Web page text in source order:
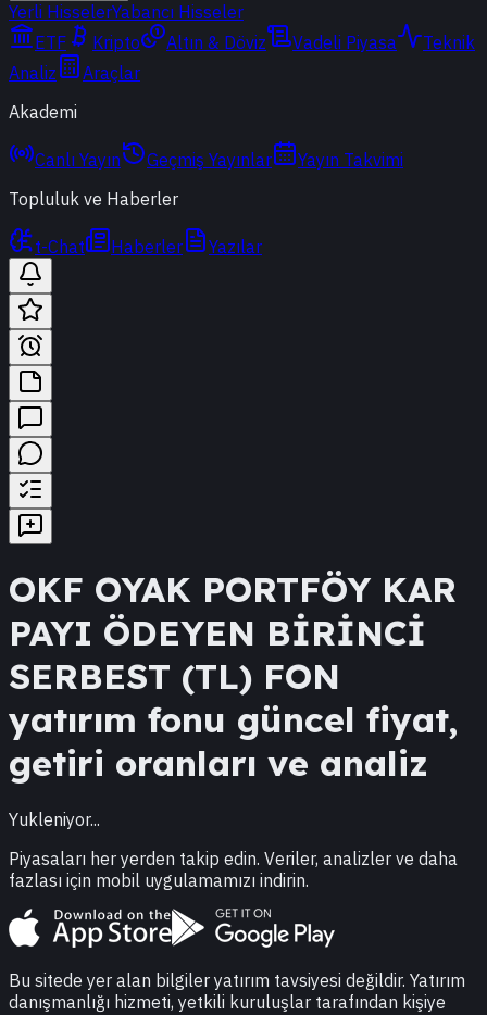
Yerli HisselerYabancı Hisseler
ETF
Kripto Altın & Döviz Vadeli Piyasa
Teknik
Analiz
Araçlar
Akademi
Canlı Yayın Geçmiş Yayınlar
Yayın Takvimi
Topluluk ve Haberler
t-Chat Haberler Yazılar
OKF OYAK PORTFÖY KAR
PAYI ÖDEYEN BİRİNCİ
SERBEST (TL) FON
yatırım fonu güncel fiyat,
getiri oranları ve analiz
Yukleniyor...
Piyasaları her yerden takip edin. Veriler, analizler ve daha
fazlası için mobil uygulamamızı indirin.
Bu sitede yer alan bilgiler yatırım tavsiyesi değildir. Yatırım
danışmanlığı hizmeti, yetkili kuruluşlar tarafından kişiye